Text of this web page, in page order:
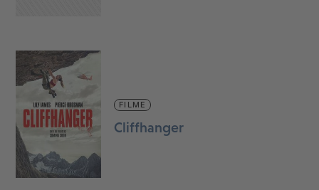
FILME
Cliffhanger